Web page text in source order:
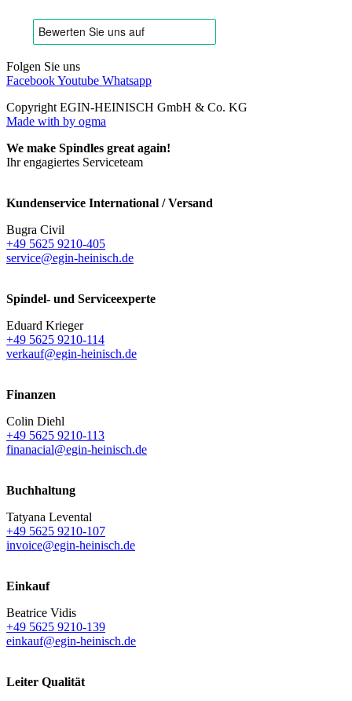
Folgen Sie uns
FacebookYoutube Whatsapp
Copyright EGIN-HEINISCH GmbH & Co. KG
Made with by ogma
We make Spindles great again!
Ihr engagiertes Serviceteam
Kundenservice International / Versand
Bugra Civil
+49 5625 9210-405
service@egin-heinisch.de
Spindel- und Serviceexperte
Eduard Krieger
+49 5625 9210-114
verkauf@egin-heinisch.de
Finanzen
Colin Diehl
+49 5625 9210-113
finanacial@egin-heinisch.de
Buchhaltung
Tatyana Levental
+49 5625 9210-107
invoice@egin-heinisch.de
Einkauf
Beatrice Vidis
+49 5625 9210-139
einkauf@egin-heinisch.de
Leiter Qualität